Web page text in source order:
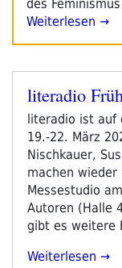
des
Weiterlesen →
Veröffentlicht
literadio
literadio ist auf
19.-22. März
Nischkauer,
machen
Messestudio
Autoren (Halle
gibt es weitere
„literadio
Weiterlesen